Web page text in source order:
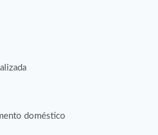
doméstico